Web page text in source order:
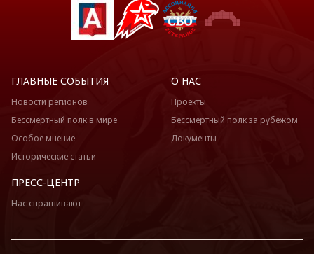
ГЛАВНЫЕ СОБЫТИЯ
Новости регионов
Бессмертный полк в мире
Особое мнение
Исторические статьи
О НАС
Проекты
Бессмертный полк за рубежом
Документы
ПРЕСС-ЦЕНТР
Нас спрашивают